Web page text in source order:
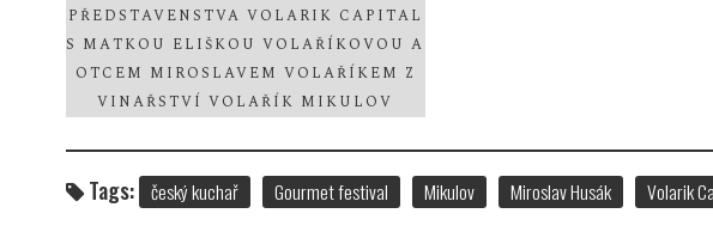
PŘEDSTAVENSTVA VOLARIK CAPITAL
S MATKOU ELIŠKOU VOLAŘÍKOVOU A
OTCEM MIROSLAVEM VOLAŘÍKEM Z
VINAŘSTVÍ VOLAŘÍK MIKULOV
Tags: český kuchař Gourmet festival Mikulov Miroslav Husák Volarik